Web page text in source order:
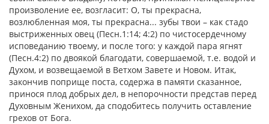
произволение ее, возгласит: О, ты прекрасна,
возлюбленная моя, ты прекрасна... зубы твои – как стадо
выстриженных овец (Песн.1:14; 4:2) по чистосердечному
исповеданию твоему, и после того: у каждой пара ягнят
(Песн.4:2) по двоякой благодати, совершаемой, т.е. водой и
Духом, и возвещаемой в Ветхом Завете и Новом. Итак,
закончив поприще поста, содержа в памяти сказанное,
принося плод добрых дел, в непорочности представ перед
Духовным Женихом, да сподобитесь получить оставление
грехов от Бога.